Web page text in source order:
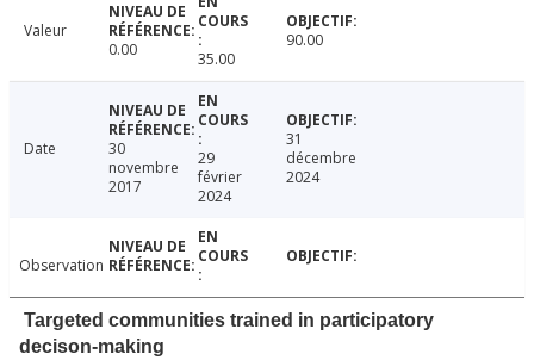
Valeur
0.00
35.00
90.00
Date
30
novembre
2017
29
février
2024
31
décembre
2024
Observation
Targeted communities trained in participatory
decison-making